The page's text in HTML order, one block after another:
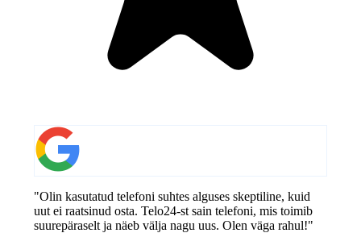
"Olin kasutatud telefoni suhtes alguses skeptiline, kuid
uut ei raatsinud osta. Telo24-st sain telefoni, mis toimib
suurepäraselt ja näeb välja nagu uus. Olen väga rahul!"